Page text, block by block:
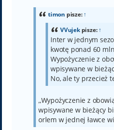
timon pisze:↑
VVujekpisze:↑
Inter w jednym
kwotę ponad 60
Wypożyczenie z
wpisywane w
No, ale ty przecież
,,Wypożyczenie z
wpisywane w bieżący
orlem w jednej ławce